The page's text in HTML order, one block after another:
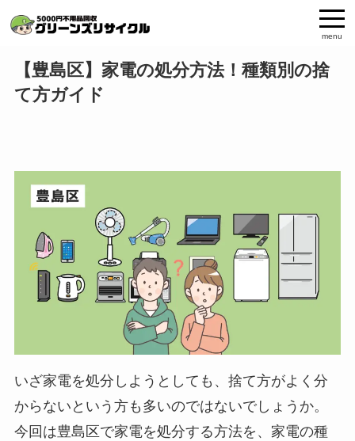
menu
【豊島区】家電の処分方法！種類別の捨
て方ガイド
いざ家電を処分しようとしても、捨て方がよく分
からないという方も多いのではないでしょうか。
今回は豊島区で家電を処分する方法を、家電の種